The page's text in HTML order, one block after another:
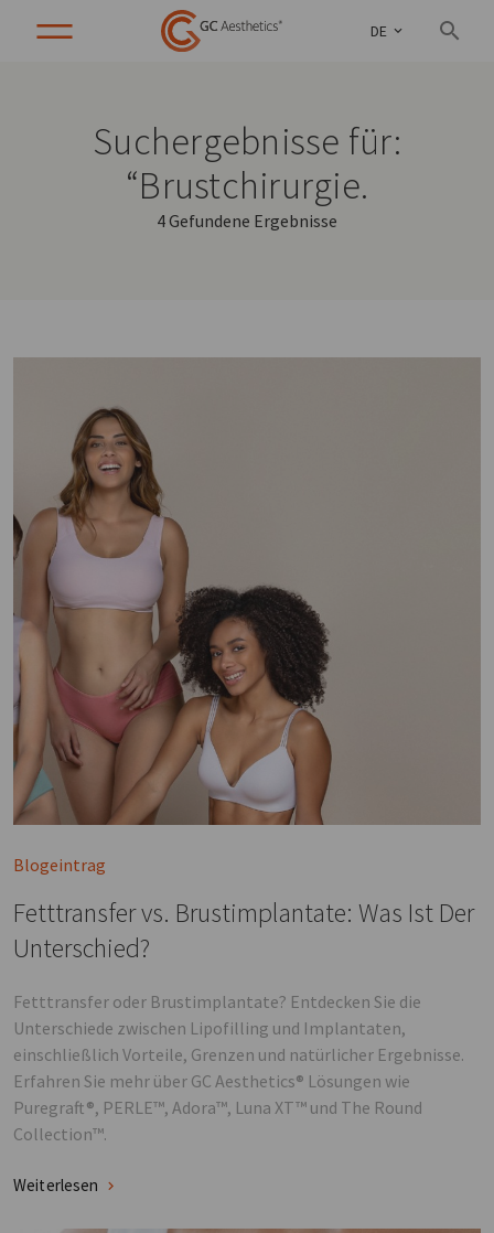
DE
Suchergebnisse für:
“Brustchirurgie.
4 Gefundene Ergebnisse
Blogeintrag
Fetttransfer vs. Brustimplantate: Was Ist Der
Unterschied?
Fetttransfer oder Brustimplantate? Entdecken Sie die
Unterschiede zwischen Lipofilling und Implantaten,
einschließlich Vorteile, Grenzen und natürlicher Ergebnisse.
Erfahren Sie mehr über GC Aesthetics® Lösungen wie
Puregraft®, PERLE™, Adora™, Luna XT™ und The Round
Collection™.
Weiterlesen